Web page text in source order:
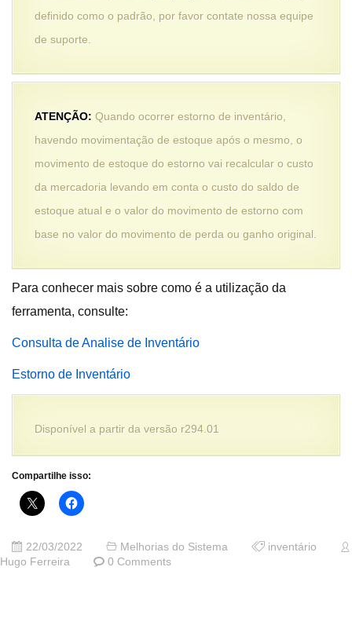
definido como o padrão, por favor contate nossa equipe
de suporte.
ATENÇÃO: Quando ocorrer estorno de inventário,
havendo movimentação de estoque após o mesmo, o
movimento de estoque do estorno vai recalcular o custo
da mercadoria levando em conta o custo do saldo de
estoque atual e o valor do movimento de estorno com
base no valor do movimento de perda ou ganho original.
Para conhecer mais sobre como é a utilização da
ferramenta, consulte:
Consulta de Analise de Inventário
Estorno de Inventário
Disponível a partir da versão r294.01
Compartilhe isso:
22/03/2022 Melhorias do Sistema
inventário
Hugo Ferreira
0 Comments